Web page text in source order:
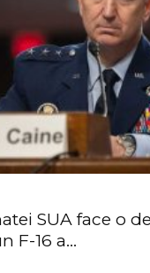
SUA face o
F-16 a...